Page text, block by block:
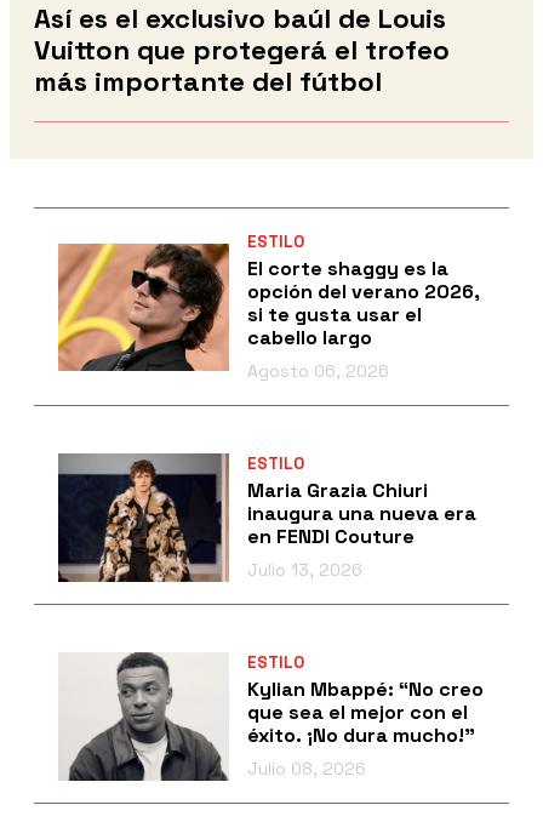
Así es el exclusivo baúl de Louis
Vuitton que protegerá el trofeo
más importante del fútbol
ESTILO
El corte shaggy es la
opción del verano 2026,
si te gusta usar el
cabello largo
Agosto 06, 2026
ESTILO
Maria Grazia Chiuri
inaugura una nueva era
en FENDI Couture
Julio 13, 2026
ESTILO
Kylian Mbappé: “No creo
que sea el mejor con el
éxito. ¡No dura mucho!”
Julio 08, 2026